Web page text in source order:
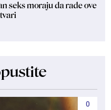
seks moraju da rade ove
0